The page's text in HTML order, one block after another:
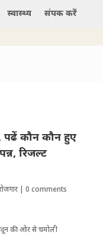
स्वास्थ्य संपर्क करें
पढें कौन कौन हुए
रिजल्ट
| 0 comments
की ओर से चमोली